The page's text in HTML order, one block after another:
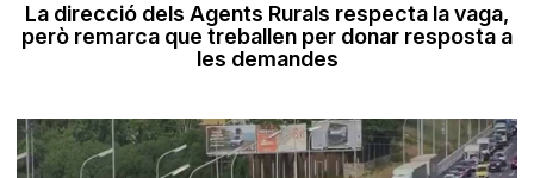
La direcció dels Agents Rurals respecta la vaga,
però remarca que treballen per donar resposta a
les demandes